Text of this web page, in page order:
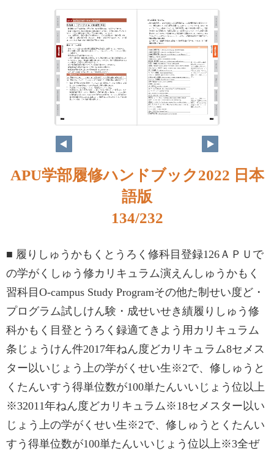
APU学部履修ハンドブック2022 日本
語版
134/232
■ 履りしゅうかもくとうろく修科目登録126ＡＰＵで
の学がくしゅう修カリキュラム演えんしゅうかもく
習科目O-campus Study Programその他た制せい度ど・
プログラム試しけん験・成せいせき績履りしゅう修
科かもく目登とうろく録適てきよう用カリキュラム
条じょうけん件2017年ねん度どカリキュラム8セメス
ター以いじょう上の学がくせい生※2で、修しゅうと
くたんいすう得単位数が100単たんいいじょう位以上
※32011年ねん度どカリキュラム※18セメスター以い
じょう上の学がくせい生※2で、修しゅうとくたんい
すう得単位数が100単たんいいじょう位以上※3全ぜ